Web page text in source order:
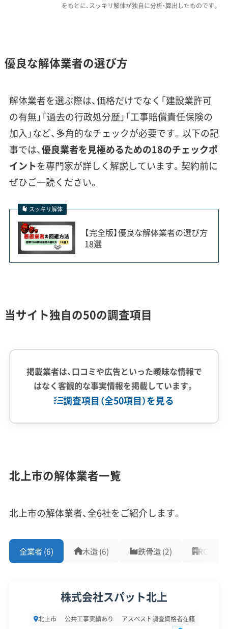
生します。この渋滞は、廃棄物を運び出す効率を
合、その撤去に追加費用がかかることがありま
が、冬の工事では除雪費や強風対策費が見積も
りに上乗せされる傾向です。国道4号線の渋滞を
避けられない運搬計画だと、工期が延びたり、運
搬コストが上がったりします。
運営者 稲垣
北上市のように、大規模な工場周辺
や駅前で再開発が進むエリアでは、
解体業者のスケジュールがすぐに
埋まってしまう傾向があります。私
がこれまで見てきたご相談でも「急
複数の業者から見積もりを取り、比
るコツですね。
産業振興と市街地再開発が促す解体需
要
半導体工場の拡張に伴う住宅開発と、駅前商業
強く押し上げています。
北上市の解体需要には、二つの大きな動きがありま
従業員が急増し住宅が足りなくなったため、不動産
開発業者などが古い木造住宅をまとめて買い取り、
をもとに、スッキリ解体が独自に分析・算出したものです。
優良な解体業者の選び方
解体業者を選ぶ際は、価格だけでなく「建設業許可
の有無」「過去の行政処分歴」「工事賠償責任保険の
加入」など、多角的なチェックが必要です。以下の記
事では、優良業者を見極めるための18のチェックポ
イントを専門家が詳しく解説しています。契約前に
ぜひご一読ください。
スッキリ解体
【完全版】優良な解体業者の選び方
18選
当サイト独自の50の調査項目
掲載業者は、口コミや広告といった曖昧な情報で
はなく客観的な事実情報を掲載しています。
調査項目（全50項目）を見る
従業員30人以上
中間処理場保有
アスベストレベル1,2除去 ブロック塀
土木工事
保有資格(9)
北上市の解体業者一覧
北上市の解体業者、全6社をご紹介します。
全業者 (6) 木造 (6) 鉄骨造 (2) RC造 (3)
株式会社スパット北上
北上市 公共工事実績あり アスベスト調査資格者在籍